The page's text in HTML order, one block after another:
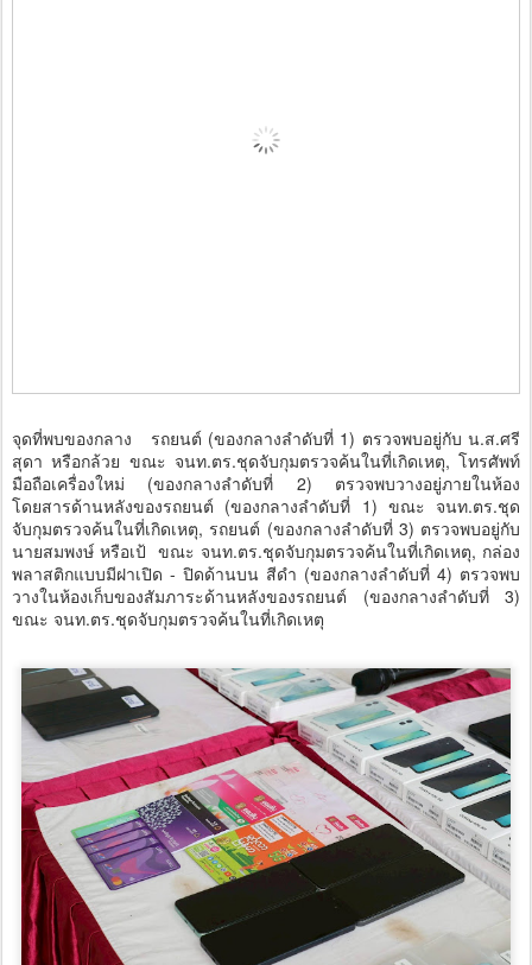
จุดที่พบของกลาง รถยนต์ (ของกลางลำดับที่ 1) ตรวจพบอยู่กับ น.ส.ศรี
สุดา หรือกล้วย ขณะ จนท.ตร.ชุดจับกุมตรวจค้นในที่เกิดเหตุ, โทรศัพท์
มือถือเครื่องใหม่ (ของกลางลำดับที่ 2) ตรวจพบวางอยู่ภายในห้อง
โดยสารด้านหลังของรถยนต์ (ของกลางลำดับที่ 1) ขณะ จนท.ตร.ชุด
จับกุมตรวจค้นในที่เกิดเหตุ, รถยนต์ (ของกลางลำดับที่ 3) ตรวจพบอยู่กับ
นายสมพงษ์ หรือเป้ ขณะ จนท.ตร.ชุดจับกุมตรวจค้นในที่เกิดเหตุ, กล่อง
พลาสติกแบบมีฝาเปิด - ปิดด้านบน สีดำ (ของกลางลำดับที่ 4) ตรวจพบ
วางในห้องเก็บของสัมภาระด้านหลังของรถยนต์ (ของกลางลำดับที่ 3)
ขณะ จนท.ตร.ชุดจับกุมตรวจค้นในที่เกิดเหตุ